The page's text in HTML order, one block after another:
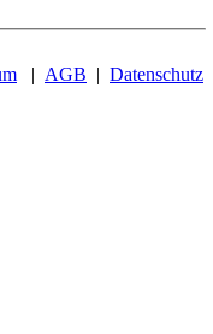
| AGB | Datenschutz